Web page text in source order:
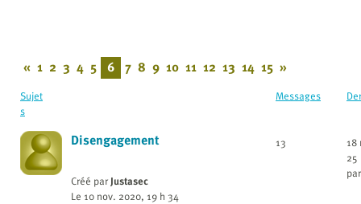
« 1 2 3 4 5 6 7 8 9 10 11 12 13 14 15 »
Sujet
s
Messages
Disengagement
Créé parJustasec
Le 10 nov. 2020, 19 h 34
13
18
25